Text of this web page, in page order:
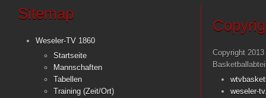
Sitemap
Weseler-TV 1860
Startseite
Mannschaften
Tabellen
Training (Zeit/Ort)
Copyright
weseler-